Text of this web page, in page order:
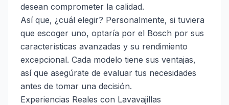
desean comprometer la calidad.
Así que, ¿cuál elegir? Personalmente, si tuviera
que escoger uno, optaría por el Bosch por sus
características avanzadas y su rendimiento
excepcional. Cada modelo tiene sus ventajas,
así que asegúrate de evaluar tus necesidades
antes de tomar una decisión.
Experiencias Reales con Lavavajillas